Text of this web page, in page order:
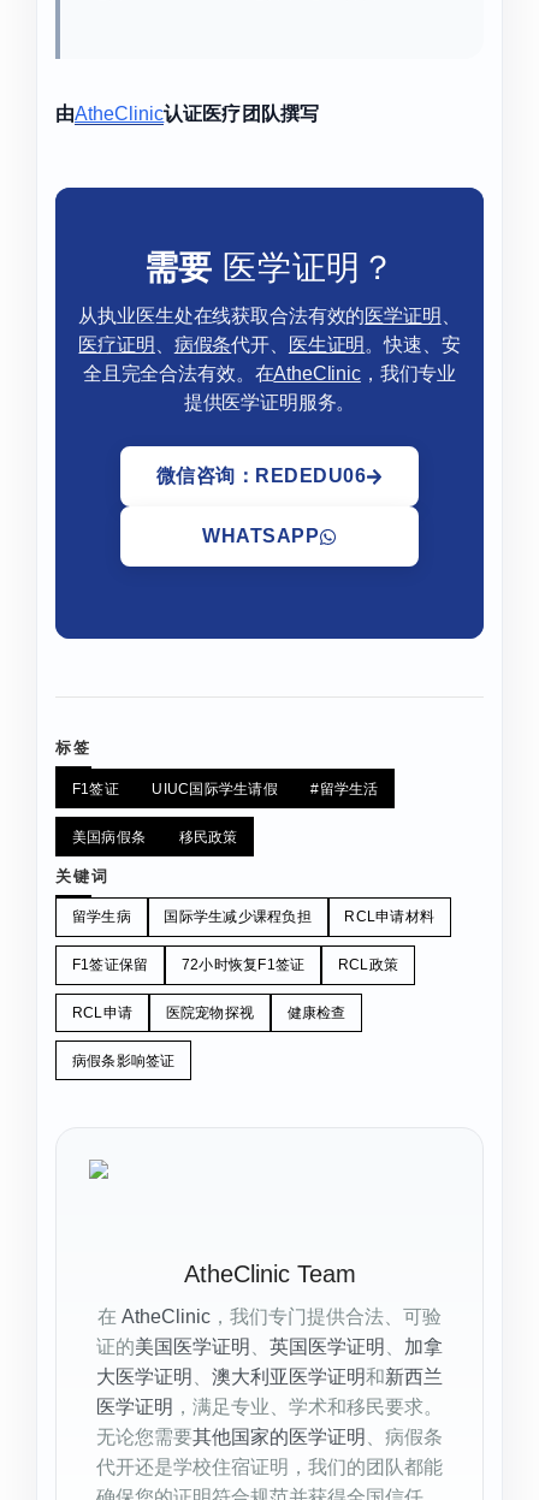
由AtheClinic认证医疗团队撰写
需要 医学证明？
从执业医生处在线获取合法有效的医学证明 、
医疗证明 、 病假条代开、 医生证明。快速、安
全且完全合法有效。在AtheClinic，我们专业
提供医学证明服务。
微信咨询：REDEDU06
WHATSAPP
标签
F1签证 UIUC国际学生请假 #留学生活
美国病假条 移民政策
关键词
留学生病 国际学生减少课程负担 RCL申请材料
F1签证保留 72小时恢复F1签证 RCL政策
RCL申请 医院宠物探视 健康检查
病假条影响签证
AtheClinic Team
在 AtheClinic ，我们专门提供合法、可验
证的美国医学证明 英国医学证明
加拿
大医学证明
澳大利亚医学证明和新西兰
医学证明 ，满足专业、学术和移民要求。
无论您需要其他国家的医学证明
、病假条
代开还是学校住宿证明，我们的团队都能